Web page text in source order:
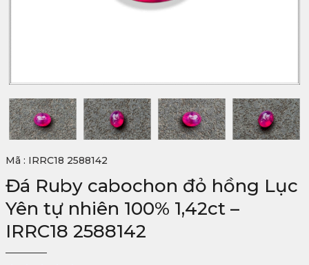
Mã : IRRC18 2588142
Đá Ruby cabochon đỏ hồng Lục
Yên tự nhiên 100% 1,42ct –
IRRC18 2588142